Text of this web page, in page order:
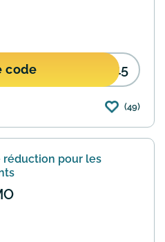
code E15
sur l'ensemble de vos
www.thebodyshop.fr.
corps-
plus
(49)
réduction pour les